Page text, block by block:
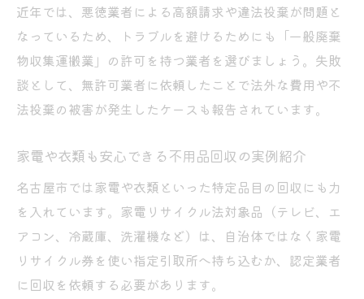
近年では、悪徳業者による高額請求や違法投棄が問題と
なっているため、トラブルを避けるためにも「一般廃棄
物収集運搬業」の許可を持つ業者を選びましょう。失敗
談として、無許可業者に依頼したことで法外な費用や不
法投棄の被害が発生したケースも報告されています。
家電や衣類も安心できる不用品回収の実例紹介
名古屋市では家電や衣類といった特定品目の回収にも力
を入れています。家電リサイクル法対象品（テレビ、エ
アコン、冷蔵庫、洗濯機など）は、自治体ではなく家電
リサイクル券を使い指定引取所へ持ち込むか、認定業者
に回収を依頼する必要があります。